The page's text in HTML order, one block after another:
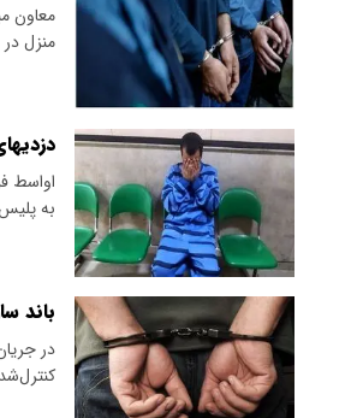
معاون
منزل
به
باند
در